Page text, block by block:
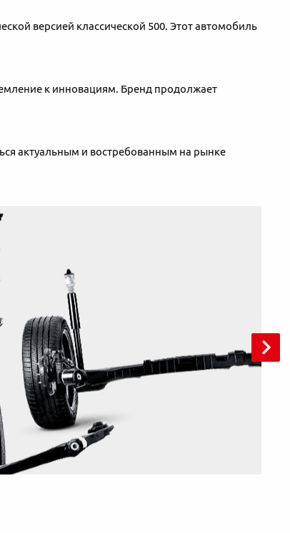
версией классической 500. Этот автомобиль
к инновациям. Бренд продолжает
актуальным и востребованным на рынке